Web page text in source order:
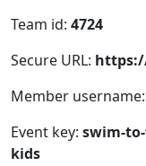
Team id: 4724
Secure URL:
Member username:
Event key: swim-
kids